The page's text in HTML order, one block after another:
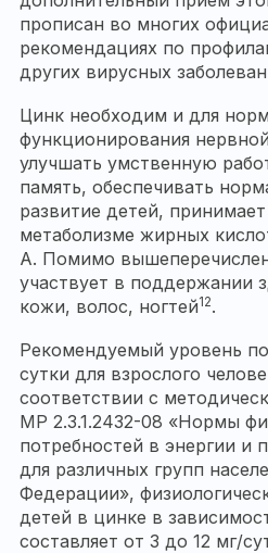
прописан во многих
рекомендациях по
других вирусных
Цинк необходим и для
функционирования
улучшать умственную
память, обеспечивать
развитие детей,
метаболизме жирных
А. Помимо
участвует в поддержании
кожи, волос, ногтей12.
Рекомендуемый уровень
сутки для взрослого
соответствии с
МР 2.3.1.2432-08 «Нормы
потребностей в энергии и
для различных групп
Федерации»,
детей в цинке в
составляет от 3 до 12 мг/